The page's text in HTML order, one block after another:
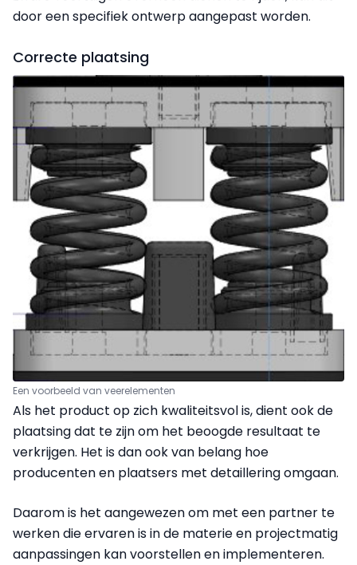
door een specifiek ontwerp aangepast worden.
Correcte plaatsing
Een voorbeeld van veerelementen
Als het product op zich kwaliteitsvol is, dient ook de
plaatsing dat te zijn om het beoogde resultaat te
verkrijgen. Het is dan ook van belang hoe
producenten en plaatsers met detaillering omgaan.
Daarom is het aangewezen om met een partner te
werken die ervaren is in de materie en projectmatig
aanpassingen kan voorstellen en implementeren.